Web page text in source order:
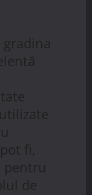
fi,
pentru
de